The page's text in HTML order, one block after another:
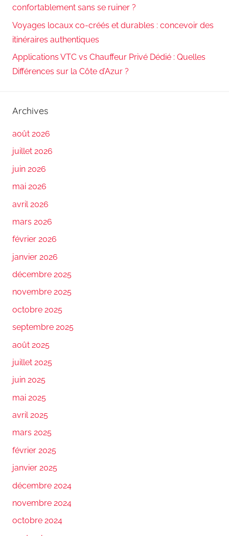
confortablement sans se ruiner ?
Voyages locaux co-créés et durables : concevoir des
itinéraires authentiques
Applications VTC vs Chauffeur Privé Dédié : Quelles
Différences sur la Côte d’Azur ?
Archives
août 2026
juillet 2026
juin 2026
mai 2026
avril 2026
mars 2026
février 2026
janvier 2026
décembre 2025
novembre 2025
octobre 2025
septembre 2025
août 2025
juillet 2025
juin 2025
mai 2025
avril 2025
mars 2025
février 2025
janvier 2025
décembre 2024
novembre 2024
octobre 2024